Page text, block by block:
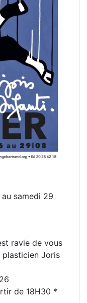
au samedi 29
ravie de vous
plasticien Joris
de 18H30 *